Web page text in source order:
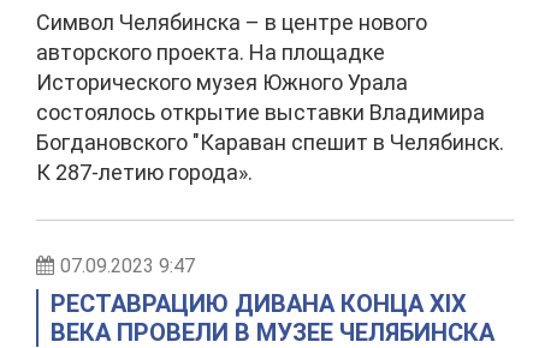
Символ Челябинска – в центре нового
авторского проекта. На площадке
Исторического музея Южного Урала
состоялось открытие выставки Владимира
Богдановского "Караван спешит в Челябинск.
К 287-летию города».
07.09.2023 9:47
РЕСТАВРАЦИЮ ДИВАНА КОНЦА XIX
ВЕКА ПРОВЕЛИ В МУЗЕЕ ЧЕЛЯБИНСКА